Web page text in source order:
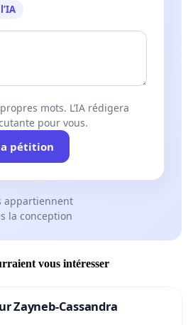
mots. L’IA rédigera
pour vous.
pétition
appartiennent
la conception
vous intéresser
Zayneb-Cassandra